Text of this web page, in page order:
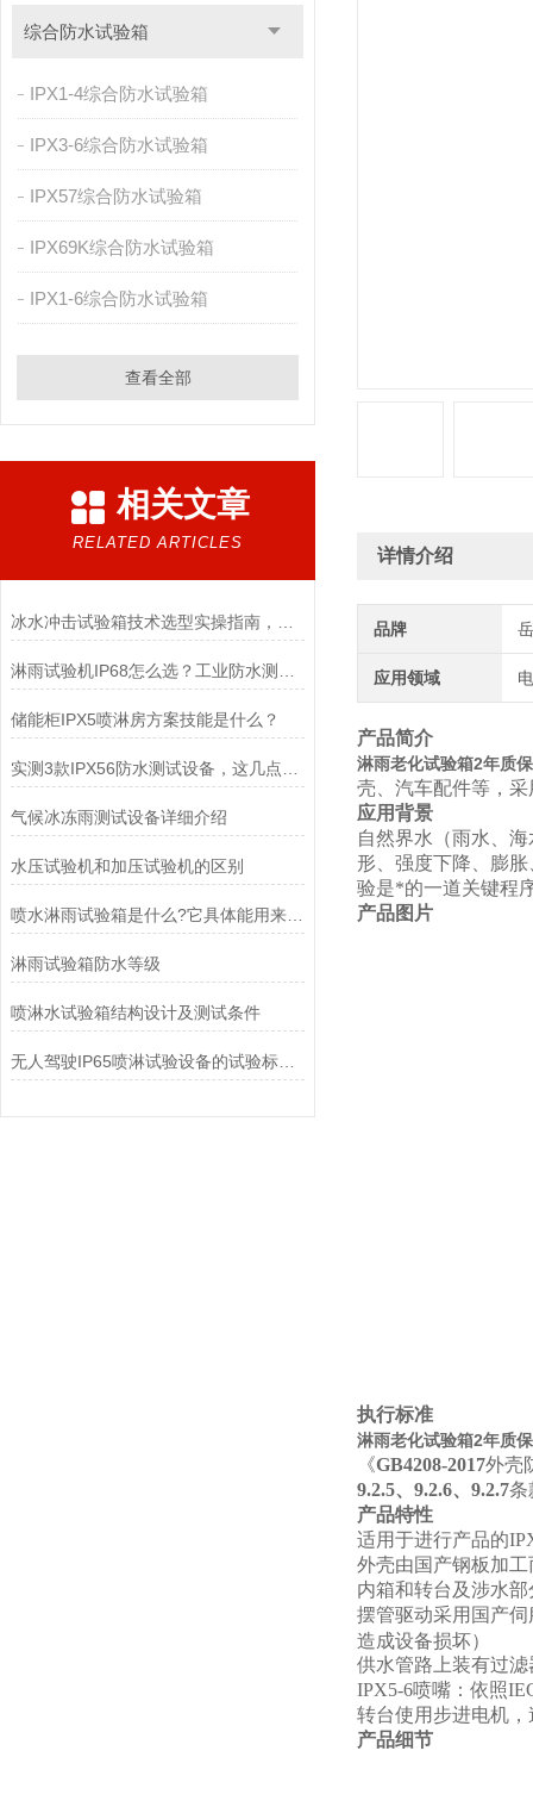
综合防水试验箱
IPX1-4综合防水试验箱
IPX3-6综合防水试验箱
IPX57综合防水试验箱
IPX69K综合防水试验箱
IPX1-6综合防水试验箱
查看全部
相关文章
RELATED ARTICLES
储能柜IPX5喷淋房方案技能是什么？
气候冰冻雨测试设备详细介绍
水压试验机和加压试验机的区别
喷水淋雨试验箱是什么?它具体能用来检测产品的哪些性能
淋雨试验箱防水等级
喷淋水试验箱结构设计及测试条件
无人驾驶IP65喷淋试验设备的试验标准是什么？
详情介绍
品牌
应用领域
产品简介
淋雨老化试验箱2年质
壳、汽车配件等，
应用背景
自然界水（雨水、
形、强度下降、膨
验是*的一道关键程
产品图片
执行标准
淋雨老化试验箱2年质
《GB4208-2017外壳
9.2.5、9.2.6、9.2.7条
产品特性
适用于进行产品的
外壳由国产钢板加
内箱和转台及涉水
摆管驱动采用国产
造成设备损坏）
供水管路上装有过
IPX5-6喷嘴：依照
转台使用步进电机
产品细节